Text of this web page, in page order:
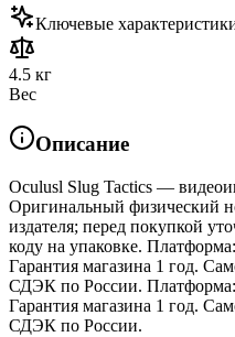
Ключевые
4.5 кг
Вес
Описание
Oculusl Slug Tactics —
Оригинальный физический
издателя; перед покупкой
коду на упаковке.
Гарантия магазина 1 год.
СДЭК по России.
Гарантия магазина 1 год.
СДЭК по России.